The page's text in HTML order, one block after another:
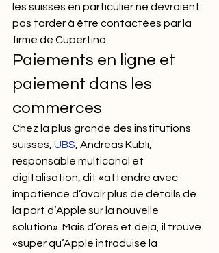
les suisses en particulier ne devraient
pas tarder à être contactées par la
firme de Cupertino.
Paiements en ligne et
paiement dans les
commerces
Chez la plus grande des institutions
suisses, UBS , Andreas Kubli,
responsable multicanal et
digitalisation, dit «attendre avec
impatience d’avoir plus de détails de
la part d’Apple sur la nouvelle
solution». Mais d’ores et déjà, il trouve
«super qu’Apple introduise la